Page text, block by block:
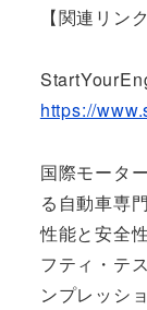
【関連リンク
https://
国際モータ
る自動車専
性能と安全
フティ・テ
ンプレッシ